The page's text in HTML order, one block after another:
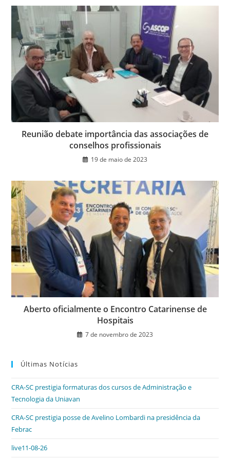
Reunião debate importância das associações de
conselhos profissionais
19 de maio de 2023
Aberto oficialmente o Encontro Catarinense de
Hospitais
7 de novembro de 2023
Últimas Notícias
CRA-SC prestigia formaturas dos cursos de Administração e
Tecnologia da Uniavan
CRA-SC prestigia posse de Avelino Lombardi na presidência da
Febrac
live11-08-26